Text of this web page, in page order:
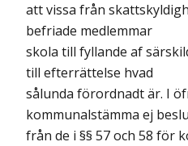
att vissa från
befriade medlemmar
skola till fyllande af
till efterrättelse hvad
sålunda förordnadt är. I
kommunalstämma ej
från de i §§ 57 och 58 för